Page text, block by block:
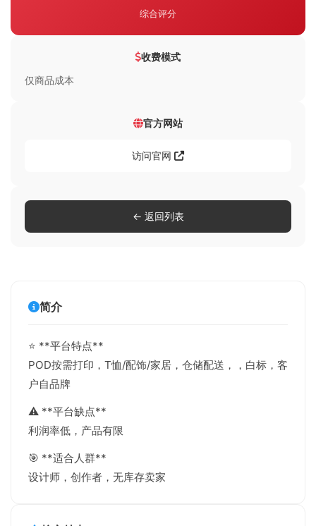
简介
⭐ **平台特点**
POD按需打印，T恤/配饰/家居，仓储配送，，白标，客
户自品牌
⚠️ **平台缺点**
利润率低，产品有限
🎯 **适合人群**
设计师，创作者，无库存卖家
综合评分
收费模式
仅商品成本
官方网站
访问官网
← 返回列表